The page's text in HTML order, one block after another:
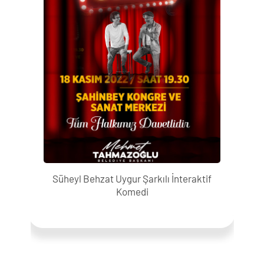
Süheyl Behzat Uygur Şarkılı İnteraktif
Komedi